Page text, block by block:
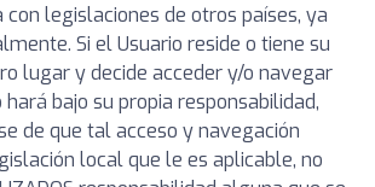
con legislaciones de otros países, ya
Si el Usuario reside o tiene su
lugar y decide acceder y/o navegar
bajo su propia responsabilidad,
de que tal acceso y navegación
local que le es aplicable, no